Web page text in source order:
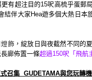
更有超注目的15呎高梳乎蛋郵
結伴大家 Hea遊多個大熱日本
飾，綻放日與夜截然不同的夏
廊佈置一條超過150呎 「飛航
召集 GUDETAMA與您玩轉